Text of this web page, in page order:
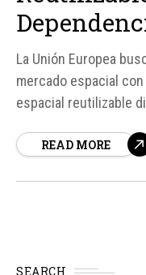
La Unión Europea
mercado espacial con
espacial reutilizable
Dassault Aviation y
READ MORE
SEARCH